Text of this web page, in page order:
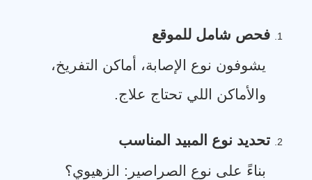
1.
فحص شامل للموقع
يشوفون نوع الإصابة، أماكن التفريخ،
والأماكن اللي تحتاج علاج.
2.
تحديد نوع المبيد المناسب
بناءً على نوع الصراصير: الزهيوي؟